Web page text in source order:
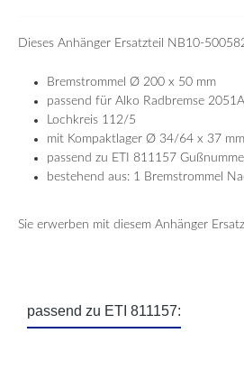
Dieses Anhänger Ersatzteil NB10-
Bremstrommel Ø 200 x 50 mm
passend für Alko Radbremse 2051A
Lochkreis 112/5
mit Kompaktlager Ø 34/64 x 37 mm
passend zu ETI 811157
bestehend aus: 1 Bremstrommel
Sie erwerben mit diesem Anhänger
passend zu ETI 811157: